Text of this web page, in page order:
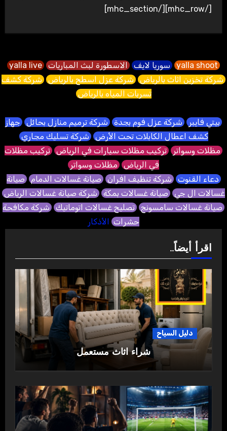
[/mhc_row][/mhc_section]
yalla shoot سوريا لايف الاسطورة لبث المباريات yalla live
شركة تخزين اثاث بالرياض شركة عزل اسطح بالرياض شركة كشف
تسربات المياه بالرياض
بيتي فايبر شركة عزل فوم بجدة شركة ترميم منازل بحائل جهاز
كشف اعطال الكابلات تحت الأرض شركة تسليك مجاري
مظلات وسواتر تركيب مظلات سيارات في الرياض تركيب مظلات
في الرياض مظلات وسواتر
دعاء القنوت شركة تنظيف افران صيانة غسالات الدمام صيانة
غسالات ال جي صيانة غسالات بمكة شركة صيانة غسالات الرياض
صيانة غسالات سامسونج تصليح غسالات اتوماتيك شركة مكافحة
حشرات الأذكار
اقرأ أيضاً..
دليل السياح
شراء اثاث مستعمل